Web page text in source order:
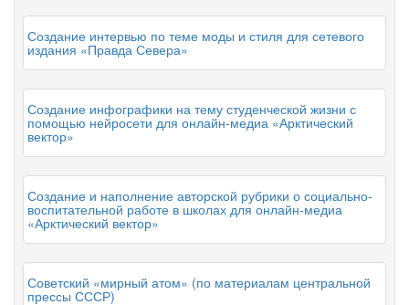
Создание интервью по теме моды и стиля для сетевого
издания «Правда Севера»
Создание инфографики на тему студенческой жизни с
помощью нейросети для онлайн-медиа «Арктический
вектор»
Создание и наполнение авторской рубрики о социально-
воспитательной работе в школах для онлайн-медиа
«Арктический вектор»
Советский «мирный атом» (по материалам центральной
прессы СССР)